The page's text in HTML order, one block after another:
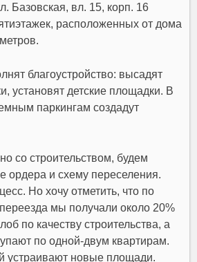
Базовская, вл. 15, корп. 16
расположенных от дома
благоустройство: высадят
установят детские площадки. В
паркингам создадут
со строительством, будем
ордера и схему переселения.
Но хочу отметить, что по
мы получали около 20%
по качеству строительства, а
по одной-двум квартирам.
устраивают новые площади.